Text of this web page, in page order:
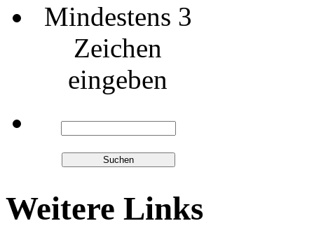
Mindestens 3
Zeichen
eingeben
Weitere Links